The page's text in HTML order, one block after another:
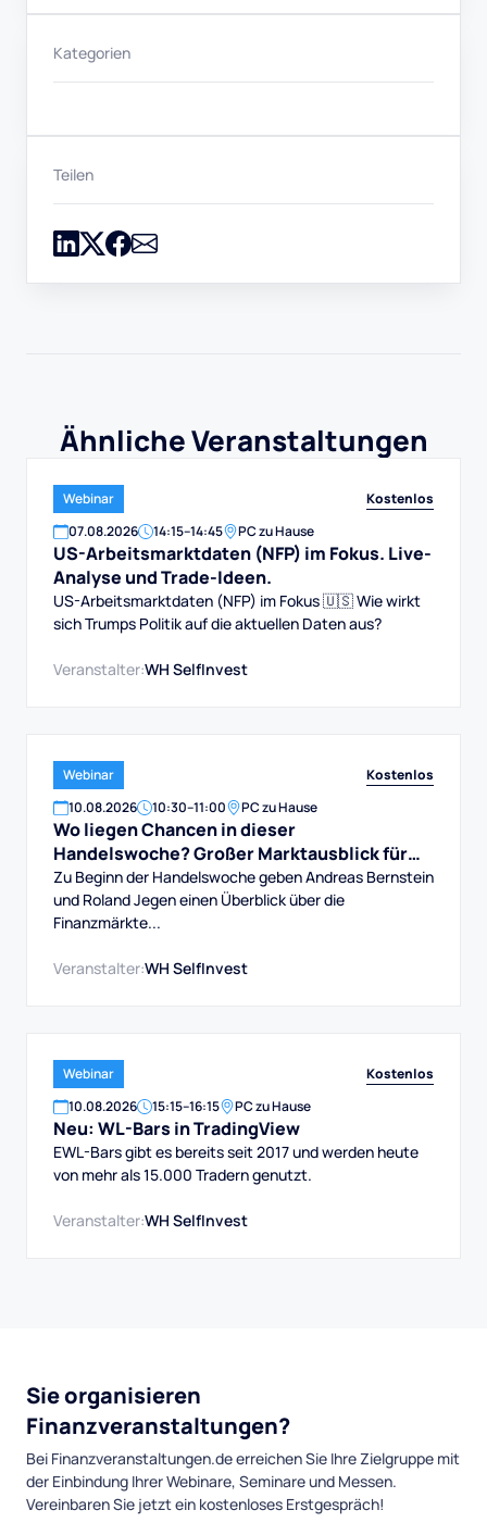
Kategorien
Teilen
Ähnliche Veranstaltungen
Webinar
Kostenlos
07.08.2026 14:15–14:45 PC zu Hause
US-Arbeitsmarktdaten (NFP) im Fokus. Live-
Analyse und Trade-Ideen.
US-Arbeitsmarktdaten (NFP) im Fokus 🇺🇸 Wie wirkt
sich Trumps Politik auf die aktuellen Daten aus?
Veranstalter:WH SelfInvest
Webinar
Kostenlos
10.08.2026 10:30–11:00 PC zu Hause
Wo liegen Chancen in dieser
Handelswoche? Großer Marktausblick für
DAX, Dow, Gold und Aktien
Zu Beginn der Handelswoche geben Andreas Bernstein
und Roland Jegen einen Überblick über die
Finanzmärkte...
Veranstalter:WH SelfInvest
Webinar
Kostenlos
10.08.2026 15:15–16:15 PC zu Hause
Neu: WL-Bars in TradingView
EWL-Bars gibt es bereits seit 2017 und werden heute
von mehr als 15.000 Tradern genutzt.
Veranstalter:WH SelfInvest
Sie organisieren
Finanzveranstaltungen?
Bei Finanzveranstaltungen.de erreichen Sie Ihre Zielgruppe mit
der Einbindung Ihrer Webinare, Seminare und Messen.
Vereinbaren Sie jetzt ein kostenloses Erstgespräch!